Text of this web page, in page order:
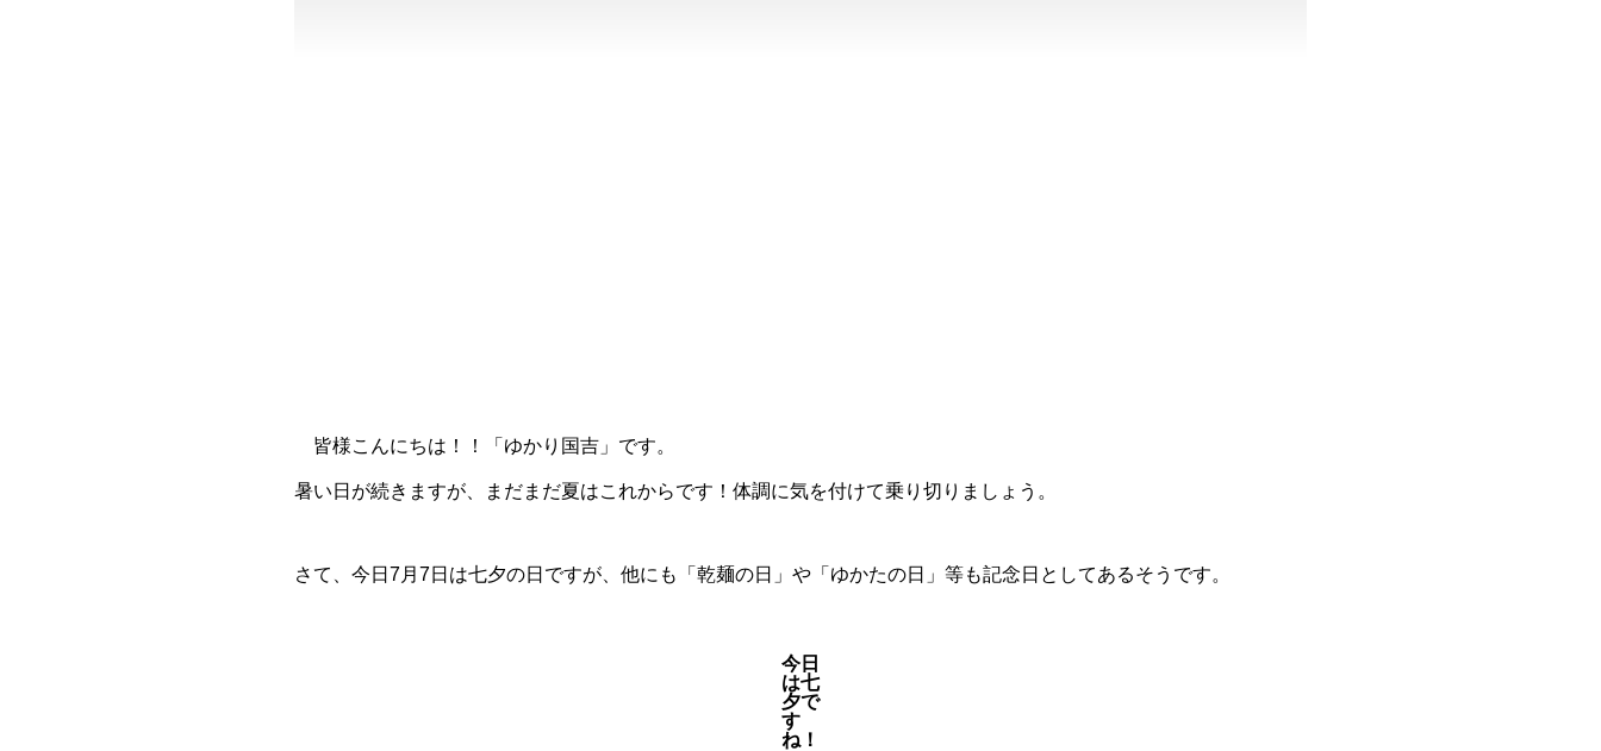
皆様こんにちは！！「ゆかり国吉」です。
暑い日が続きますが、まだまだ夏はこれからです！体調に気を付けて乗り切りましょう。
さて、今日7月7日は七夕の日ですが、他にも「乾麺の日」や「ゆかたの日」等も記念日としてあるそうです。
今日
は七
夕で
す
ね！